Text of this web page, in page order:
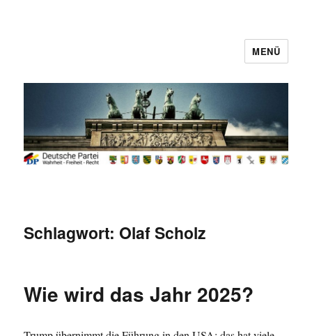
MENÜ
Schlagwort: Olaf Scholz
Wie wird das Jahr 2025?